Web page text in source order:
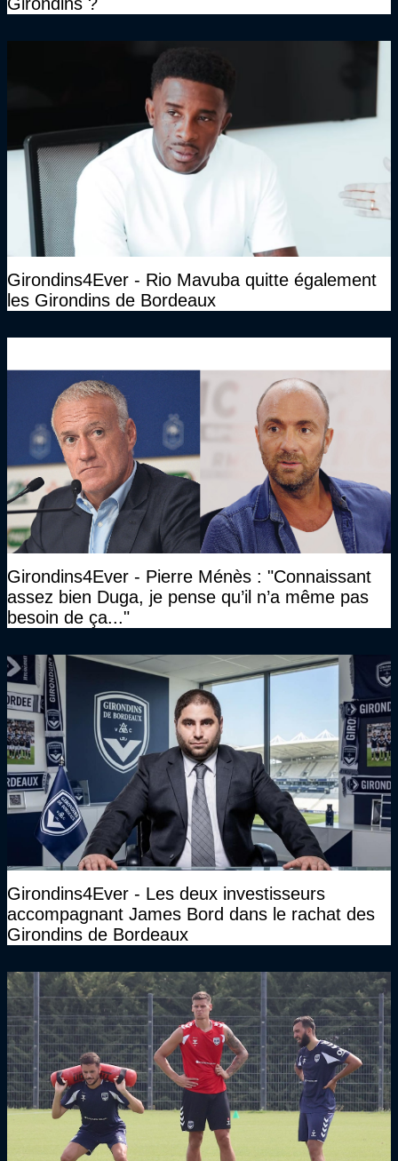
Girondins4Ever - Rio Mavuba quitte également
les Girondins de Bordeaux
Girondins4Ever - Pierre Ménès : "Connaissant
assez bien Duga, je pense qu’il n’a même pas
besoin de ça..."
Girondins4Ever - Les deux investisseurs
accompagnant James Bord dans le rachat des
Girondins de Bordeaux